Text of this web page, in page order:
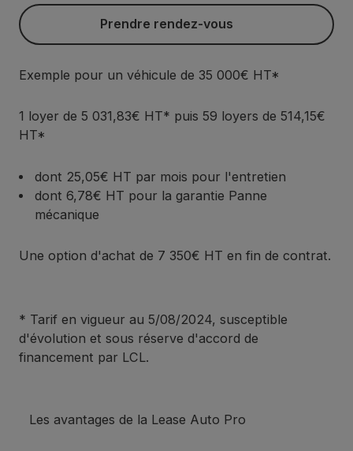
Prendre rendez-vous
Prendre rendez-vous
Exemple pour un véhicule de 35 000€ HT*
1 loyer de 5 031,83€ HT* puis 59 loyers de 514,15€
HT*
dont 25,05€ HT par mois pour l'entretien
dont 6,78€ HT pour la garantie Panne
mécanique
Une option d'achat de 7 350€ HT en fin de contrat.
* Tarif en vigueur au 5/08/2024, susceptible
d'évolution et sous réserve d'accord de
financement par LCL.
Les avantages de la Lease Auto Pro